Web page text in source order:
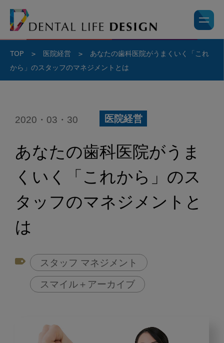
TOP > 医院経営 >
あなたの歯科医院がうまくいく「これ
から」のスタッフのマネジメントとは
2020・03・30 医院経営
あなたの歯科医院がうま
くいく「これから」のス
タッフのマネジメントと
は
スタッフ マネジメント
スマイル＋アーカイブ